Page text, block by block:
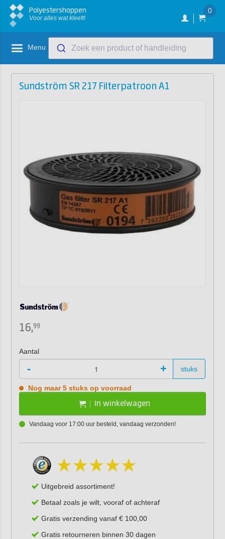
Polyestershoppen
Voor alles wat kleeft!
0
Menu Zoek een product of handleiding
Sundström SR 217 Filterpatroon A1
16,99
Aantal
- + stuks
Nog maar 5 stuks op voorraad
In winkelwagen
Vandaag voor 17:00 uur besteld, vandaag verzonden!
Uitgebreid assortiment!
Betaal zoals je wilt, vooraf of achteraf
Gratis verzending vanaf € 100,00
Gratis retourneren binnen 30 dagen